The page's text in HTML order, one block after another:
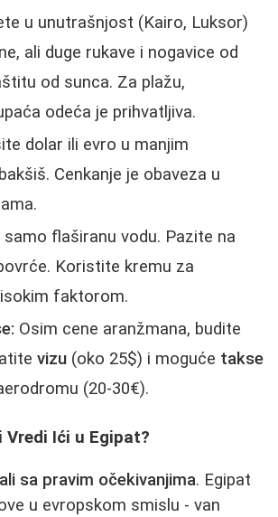
u unutrašnjost (Kairo, Luksor)
ali duge rukave i nogavice od
od sunca. Za plažu,
odeća je prihvatljiva.
dolar ili evro u manjim
Cenkanje je obaveza u
samo flaširanu vodu. Pazite na
Koristite kremu za
faktorom.
Osim cene aranžmana, budite
vizu (oko 25$) i moguće takse
(20-30€).
Vredi Ići u Egipat?
sa pravim očekivanjima. Egipat
u evropskom smislu - van